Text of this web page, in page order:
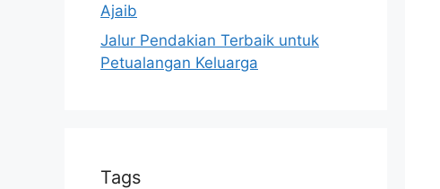
Ajaib
Jalur Pendakian Terbaik untuk
Petualangan Keluarga
Tags